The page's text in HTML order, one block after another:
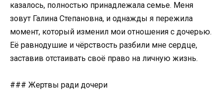
казалось, полностью принадлежала семье. Меня
зовут Галина Степановна, и однажды я пережила
момент, который изменил мои отношения с дочерью.
Её равнодушие и чёрствость разбили мне сердце,
заставив отстаивать своё право на личную жизнь.
### Жертвы ради дочери